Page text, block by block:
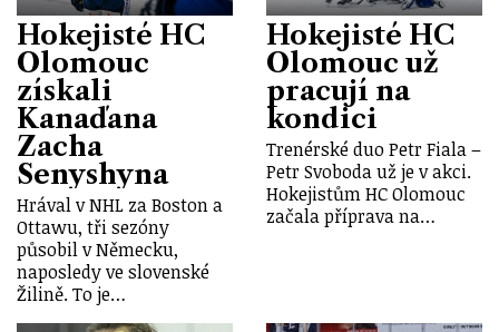
Hokejisté HC
Olomouc
získali
Kanaďana
Zacha
Senyshyna
Hrával v NHL za Boston a
Ottawu, tři sezóny
působil v Německu,
naposledy ve slovenské
Žilině. To je…
Hokejisté HC
Olomouc už
pracují na
kondici
Trenérské duo Petr Fiala –
Petr Svoboda už je v akci.
Hokejistům HC Olomouc
začala příprava na…